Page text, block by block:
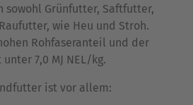
sowohl Grünfutter, Saftfutter,
wie Heu und Stroh.
Rohfaseranteil und der
7,0 MJ NEL/kg.
ist vor allem: